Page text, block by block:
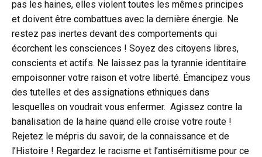
pas les haines, elles violent toutes les mêmes principes
et doivent être combattues avec la dernière énergie. Ne
restez pas inertes devant des comportements qui
écorchent les consciences ! Soyez des citoyens libres,
conscients et actifs. Ne laissez pas la tyrannie identitaire
empoisonner votre raison et votre liberté. Émancipez vous
des tutelles et des assignations ethniques dans
lesquelles on voudrait vous enfermer. Agissez contre la
banalisation de la haine quand elle croise votre route !
Rejetez le mépris du savoir, de la connaissance et de
l’Histoire ! Regardez le racisme et l’antisémitisme pour ce